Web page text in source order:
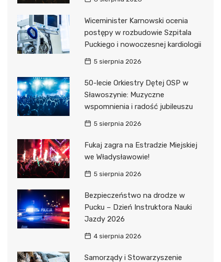
Wiceminister Karnowski ocenia
postępy w rozbudowie Szpitala
Puckiego i nowoczesnej kardiologii
5 sierpnia 2026
50-lecie Orkiestry Dętej OSP w
Sławoszynie: Muzyczne
wspomnienia i radość jubileuszu
5 sierpnia 2026
Fukaj zagra na Estradzie Miejskiej
we Władysławowie!
5 sierpnia 2026
Bezpieczeństwo na drodze w
Pucku – Dzień Instruktora Nauki
Jazdy 2026
4 sierpnia 2026
Samorządy i Stowarzyszenie